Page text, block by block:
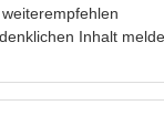
Inhalt